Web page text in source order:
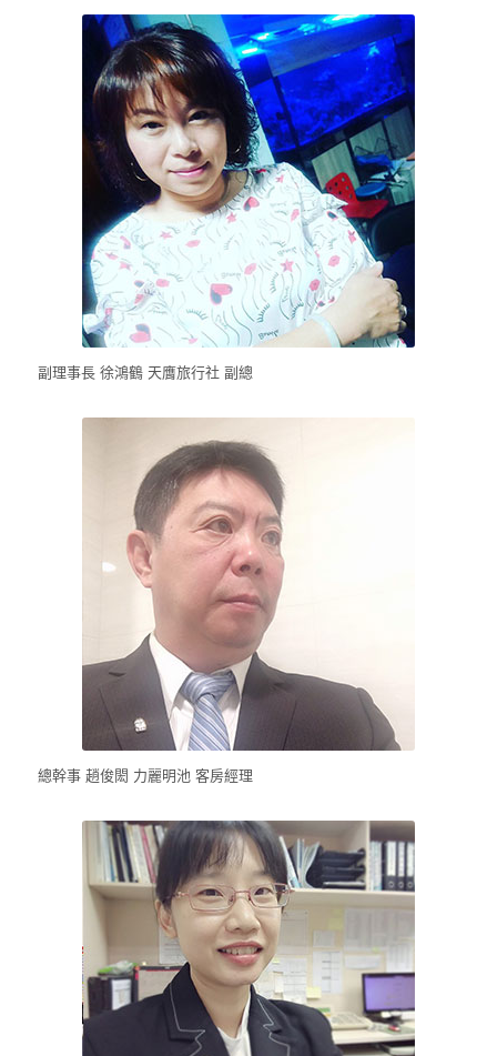
副理事長 徐鴻鶴 天膺旅行社 副總
總幹事 趙俊閎 力麗明池 客房經理